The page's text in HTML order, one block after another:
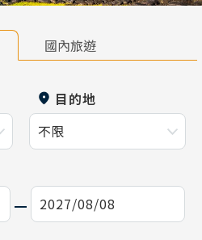
國內旅遊
目的地